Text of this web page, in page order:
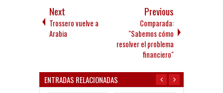
Next
Trossero vuelve a
Arabia
Previous
Comparada:
"Sabemos cómo
resolver el problema
financiero"
ENTRADAS RELACIONADAS